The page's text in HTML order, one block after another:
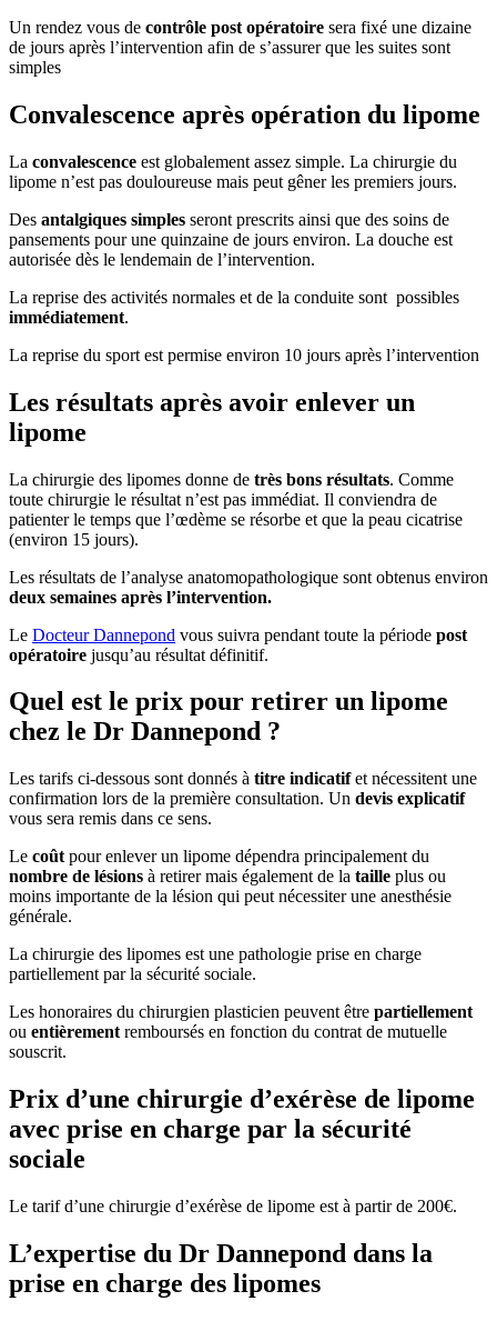
Un rendez vous de contrôle post opératoire sera fixé une dizaine
de jours après l’intervention afin de s’assurer que les suites sont
simples
Convalescence après opération du lipome
La convalescence est globalement assez simple. La chirurgie du
lipome n’est pas douloureuse mais peut gêner les premiers jours.
Des antalgiques simples seront prescrits ainsi que des soins de
pansements pour une quinzaine de jours environ. La douche est
autorisée dès le lendemain de l’intervention.
La reprise des activités normales et de la conduite sont possibles
immédiatement.
La reprise du sport est permise environ 10 jours après l’intervention
Les résultats après avoir enlever un
lipome
La chirurgie des lipomes donne de très bons résultats. Comme
toute chirurgie le résultat n’est pas immédiat. Il conviendra de
patienter le temps que l’œdème se résorbe et que la peau cicatrise
(environ 15 jours).
Les résultats de l’analyse anatomopathologique sont obtenus environ
deux semaines après l’intervention.
Le Docteur Dannepond vous suivra pendant toute la période post
opératoire jusqu’au résultat définitif.
Quel est le prix pour retirer un lipome
chez le Dr Dannepond ?
Les tarifs ci-dessous sont donnés à titre indicatifet nécessitent une
confirmation lors de la première consultation. Un devis explicatif
vous sera remis dans ce sens.
Le coût pour enlever un lipome dépendra principalement du
nombre de lésions à retirer mais également de la taille plus ou
moins importante de la lésion qui peut nécessiter une anesthésie
générale.
La chirurgie des lipomes est une pathologie prise en charge
partiellement par la sécurité sociale.
Les honoraires du chirurgien plasticien peuvent être partiellement
ou entièrement remboursés en fonction du contrat de mutuelle
souscrit.
Prix d’une chirurgie d’exérèse de lipome
avec prise en charge par la sécurité
sociale
Le tarif d’une chirurgie d’exérèse de lipome est à partir de 200€.
L’expertise du Dr Dannepond dans la
prise en charge des lipomes